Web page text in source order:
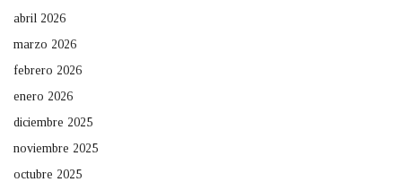
abril 2026
marzo 2026
febrero 2026
enero 2026
diciembre 2025
noviembre 2025
octubre 2025